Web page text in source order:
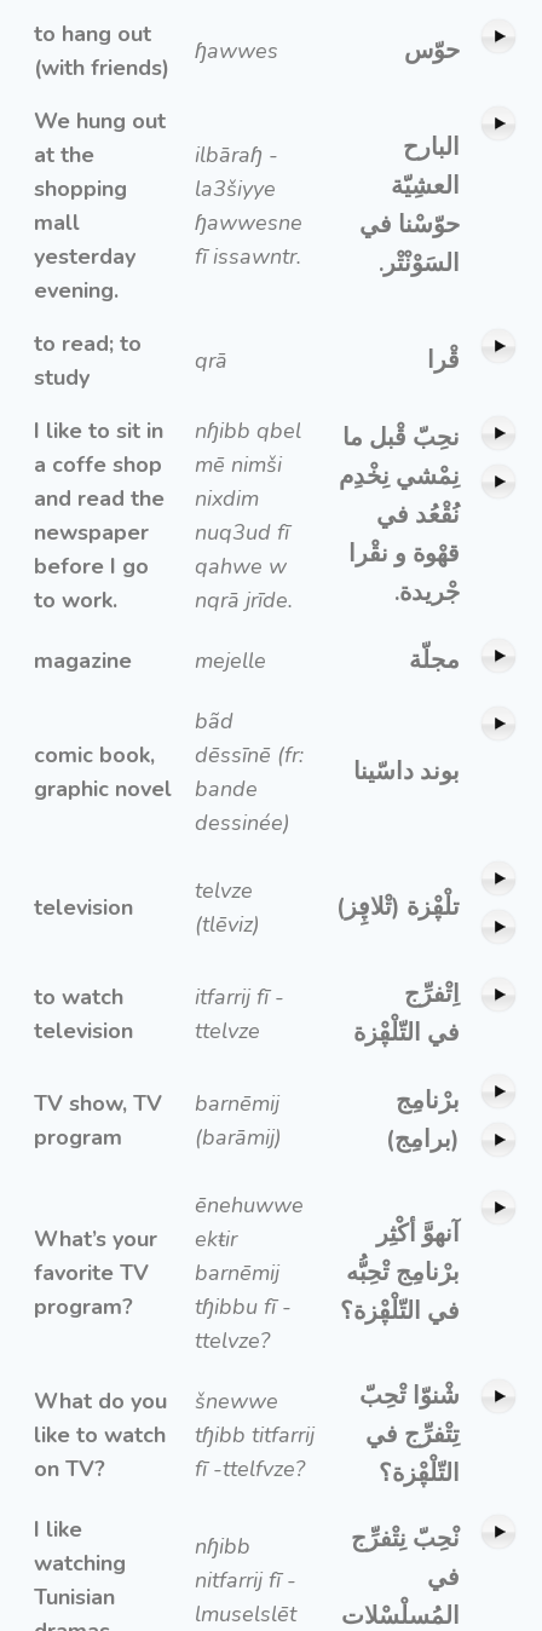
to hang out
(with friends)
ɧawwes حوّس
We hung out
at the
shopping
mall
yesterday
evening.
ilbāraɧ -
la3šiyye
ɧawwesne
fī issawntr.
البارح
العشِيّة
حوّسْنا في
السَوْنْتْر.
to read; to
study
qrā قْرا
I like to sit in
a coffe shop
and read the
newspaper
before I go
to work.
nɧibb qbel
mē nimši
nixdim
nuq3ud fī
qahwe w
nqrā jrīde.
نحِبّ قْبل ما
نِمْشي نِخْدِم
نُقْعُد في
قهْوة و نقْرا
جْريدة.
magazine mejelle مجلّة
comic book,
graphic novel
bãd
dēssīnē (fr:
bande
dessinée)
بوند داسّينا
television
telvze
(tlēviz)
تلْڥْزة (تْلاڥِز)
to watch
television
itfarrij fī -
ttelvze
اِتْفرِّج
في التّلْڥْزة
TV show, TV
program
barnēmij
(barāmij)
برْنامِج
(برامِج)
What’s your
favorite TV
program?
ēnehuwwe
ekŧir
barnēmij
tɧibbu fī -
ttelvze?
آنهوَّ أكْثِر
برْنامِج تْحِبُّه
في التّلْڥْزة؟
What do you
like to watch
on TV?
šnewwe
tɧibb titfarrij
fī -ttelfvze?
شْنوّا تْحِبّ
تِتْفرِّج في
التّلْڥْزة؟
I like
watching
Tunisian
nɧibb
nitfarrij fī -
lmuselslēt
نْحِبّ نِتْفرِّج
في
المُسلْسْلات